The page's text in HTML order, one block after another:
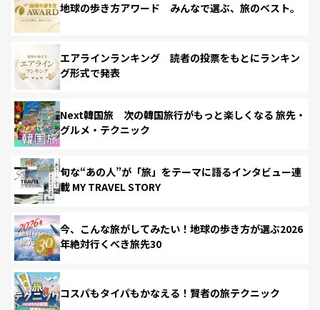
地球の歩き方アワード みんなで選ぶ、旅のベスト。
エアラインランキング 読者の投票をもとにランキン
グ形式で発表
Next韓国旅 次の韓国旅行がもっと楽しくなる 旅先・
グルメ・テクニック
旬な“あの人”が「旅」をテーマに語るインタビュー連
載 MY TRAVEL STORY
今、こんな旅がしてみたい！地球の歩き方が選ぶ2026
年絶対行くべき旅先30
コスパもタイパもかなえる！賢者の旅テクニック